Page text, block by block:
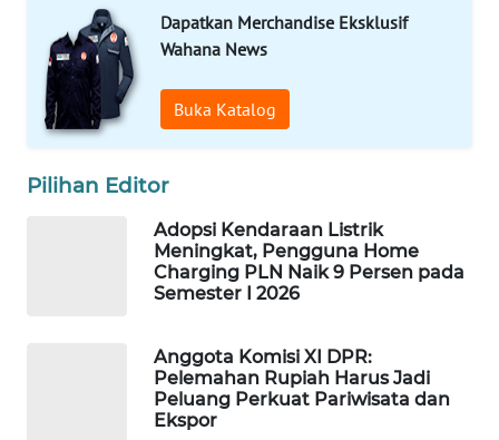
Dapatkan Merchandise Eksklusif
Wahana News
Buka Katalog
Pilihan Editor
Adopsi Kendaraan Listrik
Meningkat, Pengguna Home
Charging PLN Naik 9 Persen pada
Semester I 2026
Anggota Komisi XI DPR:
Pelemahan Rupiah Harus Jadi
Peluang Perkuat Pariwisata dan
Ekspor
WISATA
LAPAK
WAHANA
Wahana
Network